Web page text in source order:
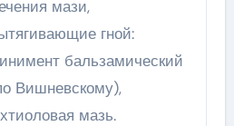
мази,
гной:
бальзамический
Вишневскому),
мазь.